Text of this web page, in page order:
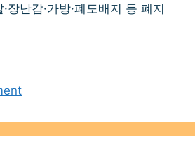
장난감·가방·폐도배지 등 폐지